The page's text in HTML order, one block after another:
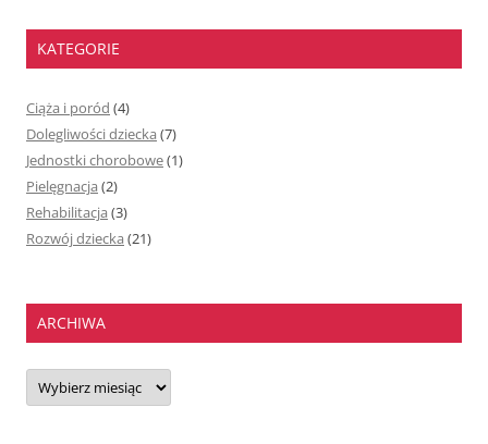
KATEGORIE
Ciąża i poród (4)
Dolegliwości dziecka (7)
Jednostki chorobowe(1)
Pielęgnacja (2)
Rehabilitacja (3)
Rozwój dziecka (21)
ARCHIWA
Archiwa